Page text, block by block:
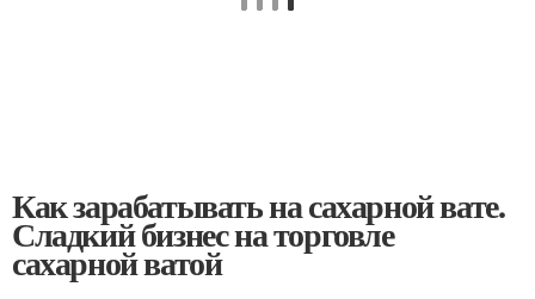
Как зарабатывать на сахарной вате.
Сладкий бизнес на торговле
сахарной ватой